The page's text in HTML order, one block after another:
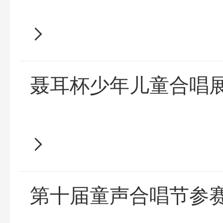
聂耳杯少年儿童合唱
第十届童声合唱节参